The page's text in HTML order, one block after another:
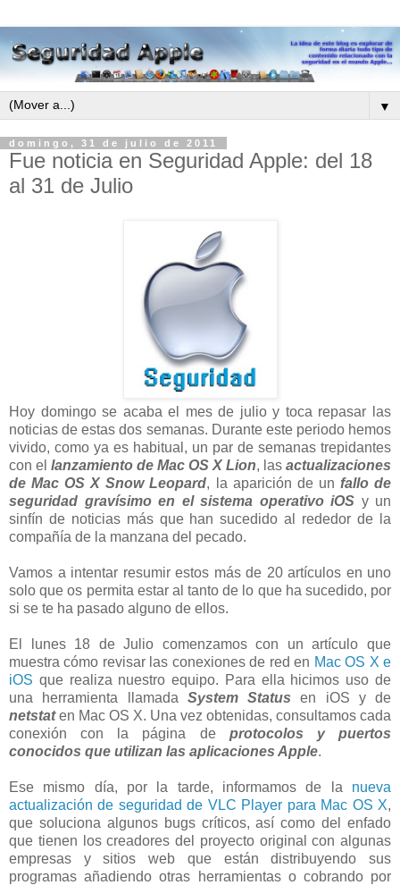
▼
domingo, 31 de julio de 2011
Fue noticia en Seguridad Apple: del 18
al 31 de Julio
Hoy domingo se acaba el mes de julio y toca repasar las
noticias de estas dos semanas. Durante este periodo hemos
vivido, como ya es habitual, un par de semanas trepidantes
con el lanzamiento de Mac OS X Lion, las actualizaciones
de Mac OS X Snow Leopard, la aparición de un fallo de
seguridad gravísimo en el sistema operativo iOS y un
sinfín de noticias más que han sucedido al rededor de la
compañía de la manzana del pecado.
Vamos a intentar resumir estos más de 20 artículos en uno
solo que os permita estar al tanto de lo que ha sucedido, por
si se te ha pasado alguno de ellos.
El lunes 18 de Julio comenzamos con un artículo que
muestra cómo revisar las conexiones de red en Mac OS X e
iOS que realiza nuestro equipo. Para ella hicimos uso de
una herramienta llamada System Status en iOS y de
netstaten Mac OS X. Una vez obtenidas, consultamos cada
conexión con la página deprotocolos y puertos
conocidos que utilizan las aplicaciones Apple.
Ese mismo día, por la tarde, informamos de la nueva
actualización de seguridad de VLC Player para Mac OS X,
que soluciona algunos bugs críticos, así como del enfado
que tienen los creadores del proyecto original con algunas
empresas y sitios web que están distribuyendo sus
programas añadiendo otras herramientas o cobrando por